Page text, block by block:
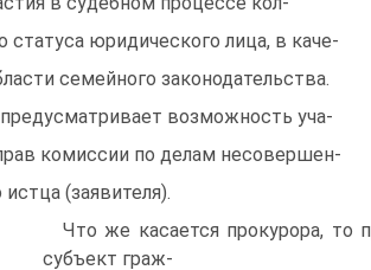
юридического лица, в каче-
семейного законодательства.
возможность уча-
комиссии по делам несовершен-
(заявителя).
Что же касается прокурора, то
субъект граж-